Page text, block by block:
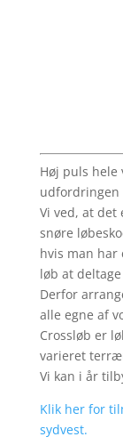
Høj puls hele
udfordringen
Vi ved, at
snøre
hvis man
løb at
Derfor
alle egne af
Crossløb er
varieret
Vi kan i år
Klik her for
sydvest.